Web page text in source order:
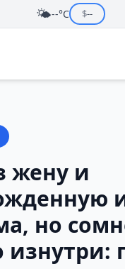
🌤️--°C $--
жену и
но
изнутри: